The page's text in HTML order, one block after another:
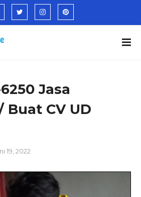
Jasa
Buat CV UD
19, 2022